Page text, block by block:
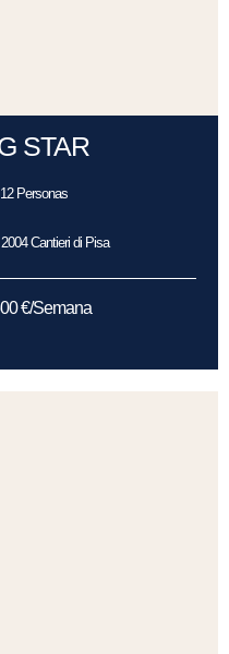
STAR
12 Personas
2004 Cantieri di Pisa
€/Semana